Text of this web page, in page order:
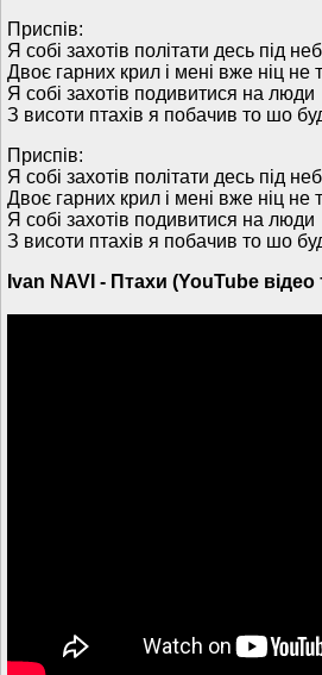
Приспів:
Я собі захотів політати десь під
Двоє гарних крил і мені вже ніц не
Я собі захотів подивитися на люди
З висоти птахів я побачив то шо
Приспів:
Я собі захотів політати десь під
Двоє гарних крил і мені вже ніц не
Я собі захотів подивитися на люди
З висоти птахів я побачив то шо
Ivan NAVI - Птахи (YouTube відео